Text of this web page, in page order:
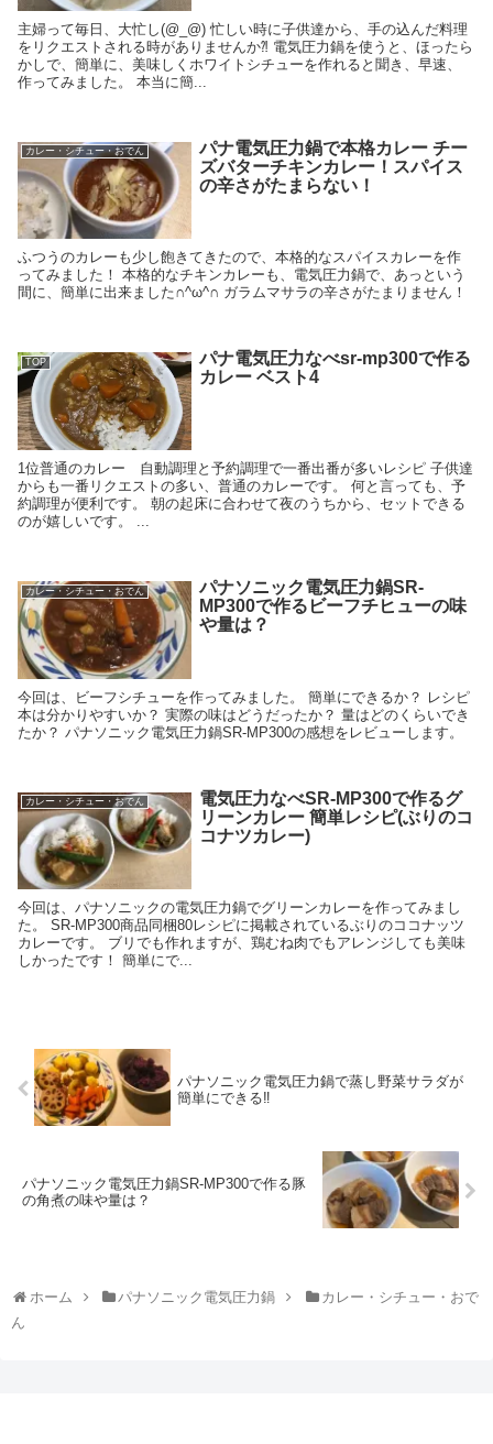
主婦って毎日、大忙し(@_@) 忙しい時に子供達から、手の込んだ料理
をリクエストされる時がありませんか⁈ 電気圧力鍋を使うと、ほったら
かしで、簡単に、美味しくホワイトシチューを作れると聞き、早速、
作ってみました。 本当に簡...
カレー・シチュー・おでん
パナ電気圧力鍋で本格カレー チー
ズバターチキンカレー！スパイス
の辛さがたまらない！
ふつうのカレーも少し飽きてきたので、本格的なスパイスカレーを作
ってみました！ 本格的なチキンカレーも、電気圧力鍋で、あっという
間に、簡単に出来ました∩^ω^∩ ガラムマサラの辛さがたまりません！
TOP
パナ電気圧力なべsr-mp300で作る
カレー ベスト4
1位普通のカレー 自動調理と予約調理で一番出番が多いレシピ 子供達
からも一番リクエストの多い、普通のカレーです。 何と言っても、予
約調理が便利です。 朝の起床に合わせて夜のうちから、セットできる
のが嬉しいです。 ...
カレー・シチュー・おでん
パナソニック電気圧力鍋SR-
MP300で作るビーフチヒューの味
や量は？
今回は、ビーフシチューを作ってみました。 簡単にできるか？ レシピ
本は分かりやすいか？ 実際の味はどうだったか？ 量はどのくらいでき
たか？ パナソニック電気圧力鍋SR-MP300の感想をレビューします。
カレー・シチュー・おでん
電気圧力なべSR-MP300で作るグ
リーンカレー 簡単レシピ(ぶりのコ
コナツカレー)
今回は、パナソニックの電気圧力鍋でグリーンカレーを作ってみまし
た。 SR-MP300商品同梱80レシピに掲載されているぶりのココナッツ
カレーです。 ブリでも作れますが、鶏むね肉でもアレンジしても美味
しかったです！ 簡単にで...
パナソニック電気圧力鍋で蒸し野菜サラダが
簡単にできる‼
パナソニック電気圧力鍋SR-MP300で作る豚
の角煮の味や量は？
ホーム パナソニック電気圧力鍋
カレー・シチュー・おで
ん